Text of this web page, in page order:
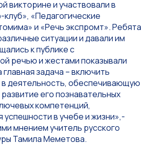
викторине и участвовали в
«Педагогические
и «Речь экспромт». Ребята
ситуации и давали им
к публике с
речью и жестами показывали
задача – включить
в деятельность, обеспечивающую
его познавательных
компетенций,
в учебе и жизни»,-
мнением учитель русского
Тамила Меметова.